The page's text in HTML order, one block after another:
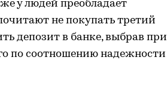
у людей преобладает
не покупать третий
депозит в банке, выбрав при
по соотношению надежности